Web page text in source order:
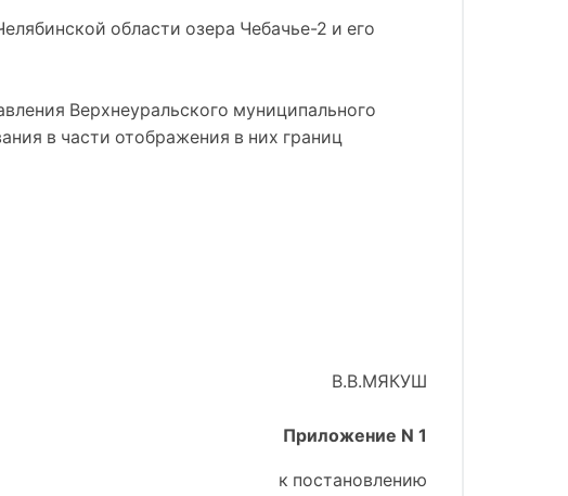
области озера Чебачье-2 и его
Верхнеуральского муниципального
в части отображения в них границ
В.В.МЯКУШ
Приложение N 1
к постановлению